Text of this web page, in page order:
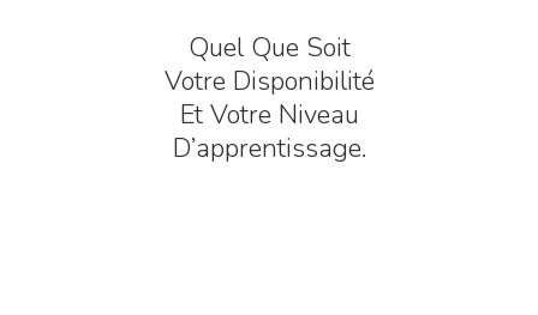
Quel Que Soit
Votre Disponibilité
Et Votre Niveau
D’apprentissage.